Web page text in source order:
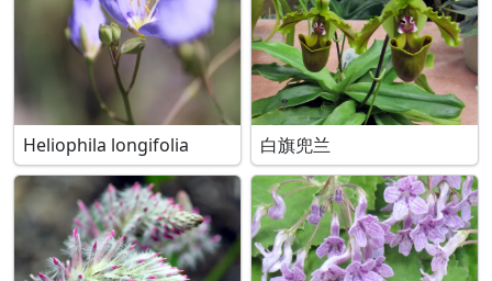
Heliophila longifolia 白旗兜兰